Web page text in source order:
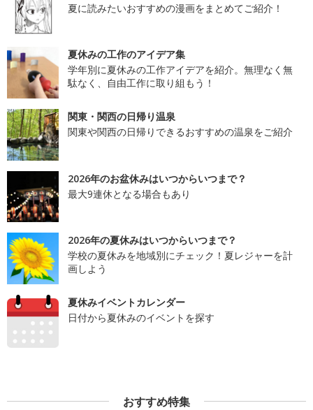
夏に読みたいおすすめの漫画をまとめてご紹介！
夏休みの工作のアイデア集
学年別に夏休みの工作アイデアを紹介。無理なく無
駄なく、自由工作に取り組もう！
関東・関西の日帰り温泉
関東や関西の日帰りできるおすすめの温泉をご紹介
2026年のお盆休みはいつからいつまで？
最大9連休となる場合もあり
2026年の夏休みはいつからいつまで？
学校の夏休みを地域別にチェック！夏レジャーを計
画しよう
夏休みイベントカレンダー
日付から夏休みのイベントを探す
おすすめ特集